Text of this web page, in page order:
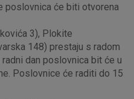
poslovnica će biti otvorena
3), Plokite
148) prestaju s radom
dan poslovnica bit će u
Poslovnice će raditi do 15